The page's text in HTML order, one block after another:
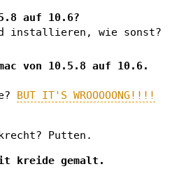
auf 10.6?
installieren, wie sonst?
von 10.5.8 auf 10.6.
BUT IT'S WROOOOONG!!!!
Putten.
kreide gemalt.